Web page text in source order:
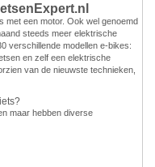
met een motor. Ook wel genoemd
steeds meer elektrische
verschillende modellen e-bikes:
en zelf een elektrische
van de nieuwste technieken,
maar hebben diverse